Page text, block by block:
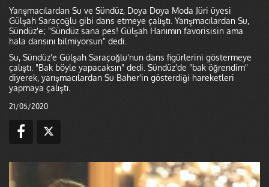
Yarışmacılardan Su ve Sündüz, Doya Doya Moda Jüri üyesi
Gülşah Saraçoğlu gibi dans etmeye çalıştı. Yarışmacılardan Su,
Sündüz'e; "Sündüz sana pes! Gülşah Hanımın favorisisin ama
hala dansını bilmiyorsun" dedi.
Su, Sündüz'e Gülşah Saraçoğlu'nun dans figürlerini göstermeye
çalıştı. "Bak böyle yapacaksın" dedi. Sündüz'de "bak öğrendim"
diyerek, yarışmacılardan Su Baher'in gösterdiği hareketleri
yapmaya çalıştı.
21/05/2020